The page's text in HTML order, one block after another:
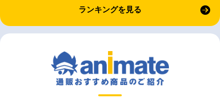
ランキングを見る